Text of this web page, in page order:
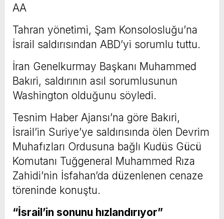
AA
Tahran yönetimi, Şam Konsolosluğu’na
İsrail saldırısından ABD’yi sorumlu tuttu.
İran Genelkurmay Başkanı Muhammed
Bakıri, saldırının asıl sorumlusunun
Washington olduğunu söyledi.
Tesnim Haber Ajansı’na göre Bakıri,
İsrail’in Suriye’ye saldırısında ölen Devrim
Muhafızları Ordusuna bağlı Kudüs Gücü
Komutanı Tuğgeneral Muhammed Rıza
Zahidi’nin İsfahan’da düzenlenen cenaze
töreninde konuştu.
“İsrail’in sonunu hızlandırıyor”